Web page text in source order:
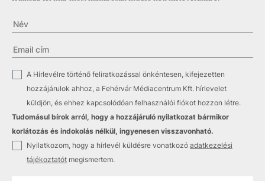
A Hírlevélre történő feliratkozással önkéntesen, kifejezetten
hozzájárulok ahhoz, a Fehérvár Médiacentrum Kft. hírlevelet
küldjön, és ehhez kapcsolódóan felhasználói fiókot hozzon létre.
Tudomásul bírok arról, hogy a hozzájáruló nyilatkozat bármikor
korlátozás és indokolás nélkül, ingyenesen visszavonható.
Nyilatkozom, hogy a hírlevél küldésre vonatkozó adatkezelési
tájékoztatót megismertem.